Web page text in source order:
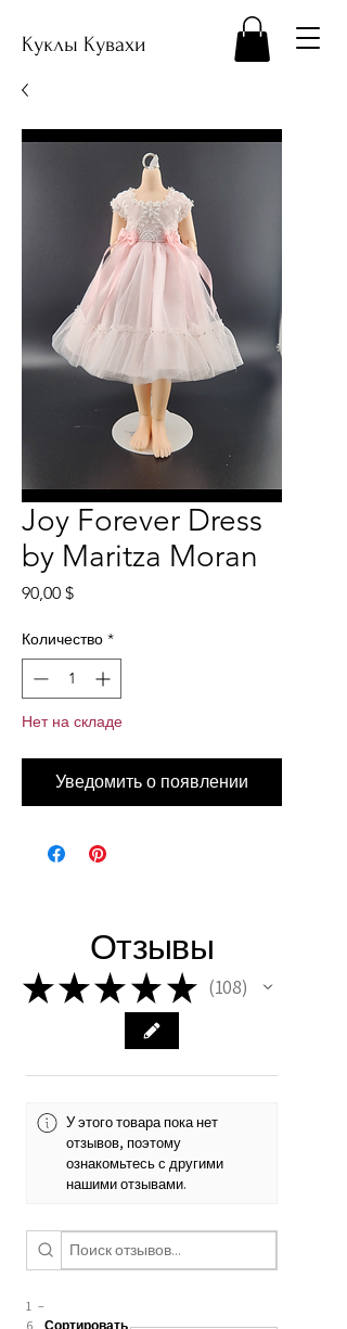
Куклы Кувахи
Joy Forever Dress
by Maritza Moran
90,00 $Цена
Количество *
Нет на складе
Уведомить о появлении
Отзывы
★★★ ★ ★ 108
108
У этого товара пока нет
отзывов, поэтому
ознакомьтесь с другими
нашими отзывами.
1 –
6
Сортировать